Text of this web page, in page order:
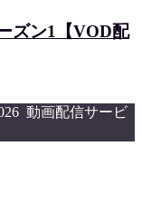
ズン1【VOD配
動画配信サービ